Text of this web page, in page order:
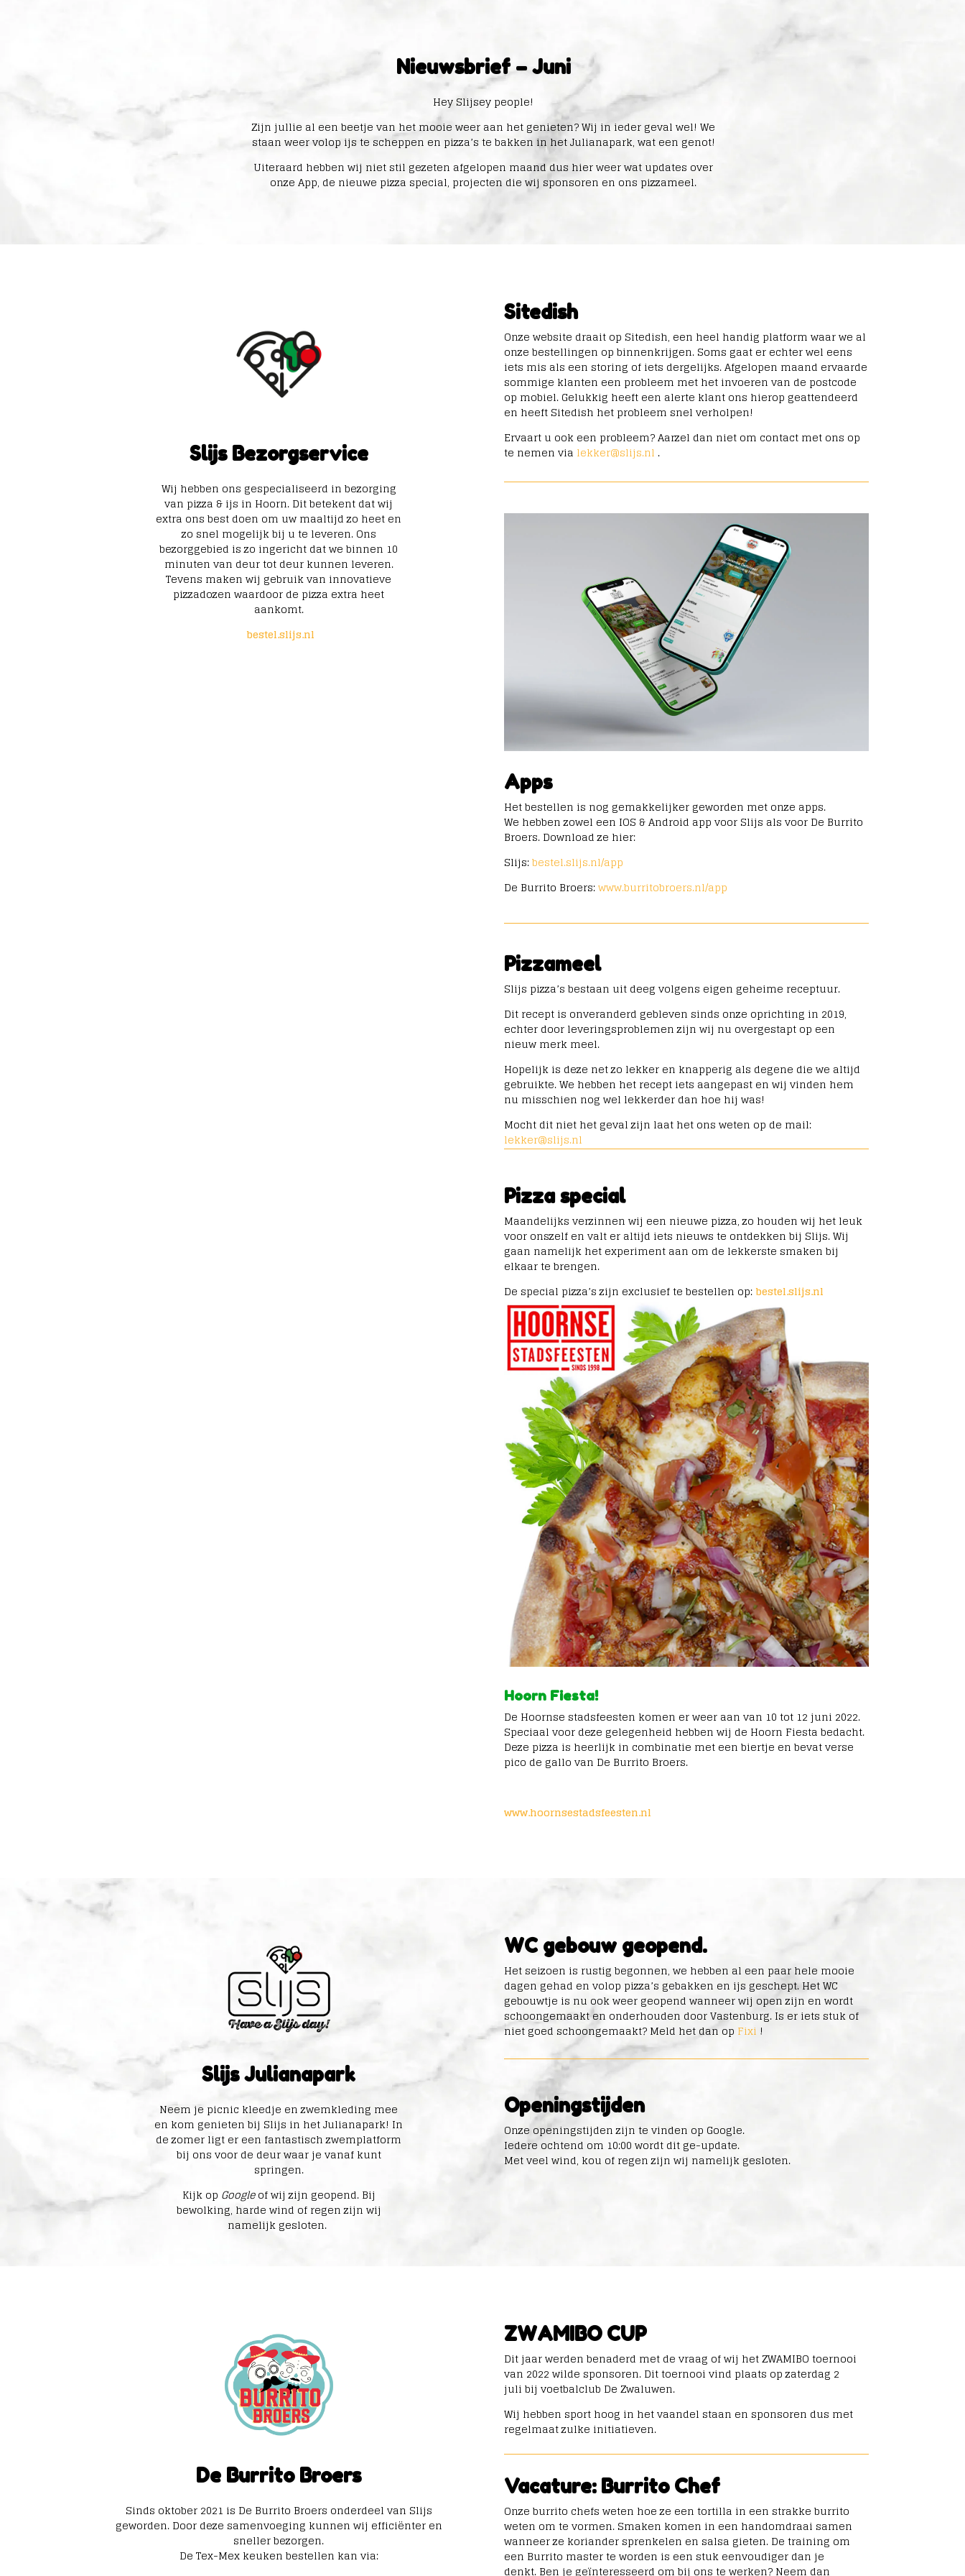
Nieuwsbrief – Juni
Hey Slijsey people!
Zijn jullie al een beetje van het mooie weer aan het genieten? Wij in ieder geval wel! We
staan weer volop ijs te scheppen en pizza’s te bakken in het Julianapark, wat een genot!
Uiteraard hebben wij niet stil gezeten afgelopen maand dus hier weer wat updates over
onze App, de nieuwe pizza special, projecten die wij sponsoren en ons pizzameel.
Slijs Bezorgservice
Wij hebben ons gespecialiseerd in bezorging
van pizza & ijs in Hoorn. Dit betekent dat wij
extra ons best doen om uw maaltijd zo heet en
zo snel mogelijk bij u te leveren. Ons
bezorggebied is zo ingericht dat we binnen 10
minuten van deur tot deur kunnen leveren.
Tevens maken wij gebruik van innovatieve
pizzadozen waardoor de pizza extra heet
aankomt.
bestel.slijs.nl
Sitedish
Onze website draait op Sitedish, een heel handig platform waar we al
onze bestellingen op binnenkrijgen. Soms gaat er echter wel eens
iets mis als een storing of iets dergelijks. Afgelopen maand ervaarde
sommige klanten een probleem met het invoeren van de postcode
op mobiel. Gelukkig heeft een alerte klant ons hierop geattendeerd
en heeft Sitedish het probleem snel verholpen!
Ervaart u ook een probleem? Aarzel dan niet om contact met ons op
te nemen via lekker@slijs.nl .
Apps
Het bestellen is nog gemakkelijker geworden met onze apps.
We hebben zowel een IOS & Android app voor Slijs als voor De Burrito
Broers. Download ze hier:
Slijs:bestel.slijs.nl/app
De Burrito Broers:www.burritobroers.nl/app
Pizzameel
Slijs pizza’s bestaan uit deeg volgens eigen geheime receptuur.
Dit recept is onveranderd gebleven sinds onze oprichting in 2019,
echter door leveringsproblemen zijn wij nu overgestapt op een
nieuw merk meel.
Hopelijk is deze net zo lekker en knapperig als degene die we altijd
gebruikte.We hebben het recept iets aangepast en wij vinden hem
nu misschien nog wel lekkerder dan hoe hij was!
Mocht dit niet het geval zijn laat het ons weten op de mail:
lekker@slijs.nl
Pizza special
Maandelijks verzinnen wij een nieuwe pizza, zo houden wij het leuk
voor onszelf en valt er altijd iets nieuws te ontdekken bij Slijs. Wij
gaan namelijk het experiment aan om de lekkerste smaken bij
elkaar te brengen.
De special pizza’s zijn exclusief te bestellen op:bestel.slijs.nl
Hoorn Fiesta!
De Hoornse stadsfeesten komen er weer aan van 10 tot 12 juni 2022.
Speciaal voor deze gelegenheid hebben wij de Hoorn Fiesta bedacht.
Deze pizza is heerlijk in combinatie met een biertje en bevat verse
pico de gallo van De Burrito Broers.
www.hoornsestadsfeesten.nl
Slijs Julianapark
Neem je picnic kleedje en zwemkleding mee
en kom genieten bij Slijs in het Julianapark! In
de zomer ligt er een fantastisch zwemplatform
bij ons voor de deur waar je vanaf kunt
springen.
Kijk op Googleof wij zijn geopend. Bij
bewolking, harde wind of regen zijn wij
namelijk gesloten.
WC gebouw geopend.
Het seizoen is rustig begonnen, we hebben al een paar hele mooie
dagen gehad en volop pizza’s gebakken en ijs geschept. Het WC
gebouwtje is nu ook weer geopend wanneer wij open zijn en wordt
schoongemaakt en onderhouden door Vastenburg. Is er iets stuk of
niet goed schoongemaakt? Meld het dan op Fixi !
Openingstijden
Onze openingstijden zijn te vinden op Google.
Iedere ochtend om 10:00 wordt dit ge-update.
Met veel wind, kou of regen zijn wij namelijk gesloten.
De Burrito Broers
Sinds oktober 2021 is De Burrito Broers onderdeel van Slijs
geworden. Door deze samenvoeging kunnen wij efficiënter en
sneller bezorgen.
De Tex-Mex keuken bestellen kan via:
ZWAMIBO CUP
Dit jaar werden benaderd met de vraag of wij het ZWAMIBO toernooi
van 2022 wilde sponsoren. Dit toernooi vind plaats op zaterdag 2
juli bij voetbalclub De Zwaluwen.
Wij hebben sport hoog in het vaandel staan en sponsoren dus met
regelmaat zulke initiatieven.
Vacature: Burrito Chef
Onze burrito chefs weten hoe ze een tortilla in een strakke burrito
weten om te vormen. Smaken komen in een handomdraai samen
wanneer ze koriander sprenkelen en salsa gieten. De training om
een Burrito master te worden is een stuk eenvoudiger dan je
denkt. Ben je geïnteresseerd om bij ons te werken? Neem dan